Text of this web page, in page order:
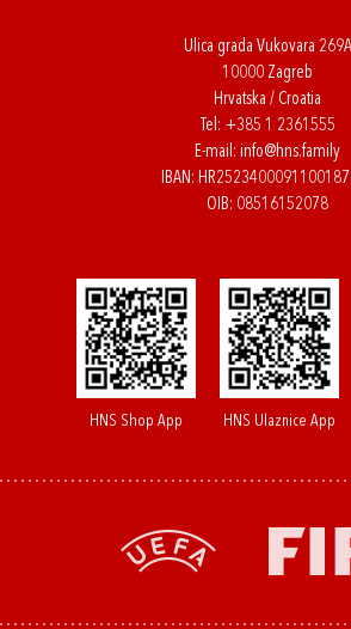
Ulica grada Vukovara 269A
10000 Zagreb
Hrvatska / Croatia
Tel: +385 1 2361555
E-mail: info@hns.family
IBAN:
OIB: 08516152078
HNS Shop App HNS Ulaznice App